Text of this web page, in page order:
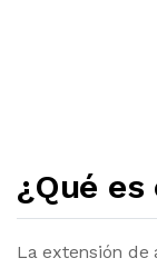
¿Qué
La extensión de